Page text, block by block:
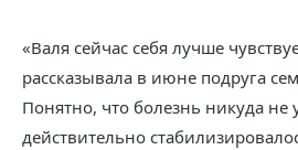
«Валя сейчас себя лучше
рассказывала в июне подруга
Понятно, что болезнь никуда не
действительно